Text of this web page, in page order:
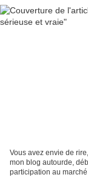
Vous avez envie de
mon blog autourde,
participation au